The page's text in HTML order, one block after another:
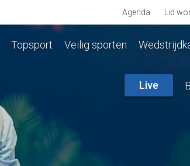
Agenda Lid
Topsport Veilig sporten
Live